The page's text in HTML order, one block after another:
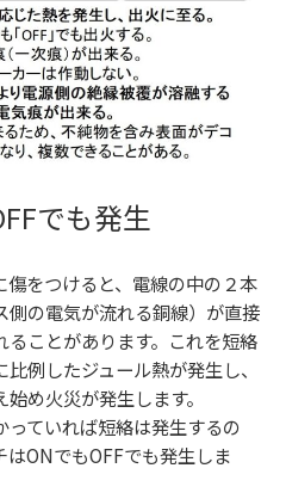
でも発生
をつけると、電線の中の２本
側の電気が流れる銅線）が直接
ことがあります。これを短絡
例したジュール熱が発生し、
始め火災が発生します。
ていれば短絡は発生するの
はONでもOFFでも発生しま